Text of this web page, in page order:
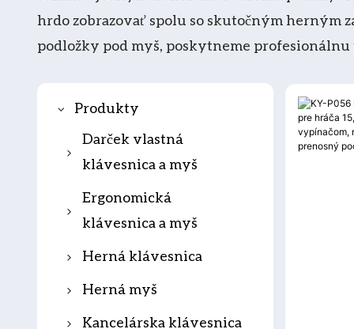
hrdo zobrazovať spolu so skutočným herným
podložky pod myš, poskytneme
Produkty
Darček vlastná
klávesnica a myš
Darčeková
klávesnica
Darčeková myš
Darčeková
Ergonomická
klávesnica a myš
Ergonomická
Herná klávesnica
Klávesnica
Mechanická
Herná myš
Káblová herná myš
Kancelárska klávesnica